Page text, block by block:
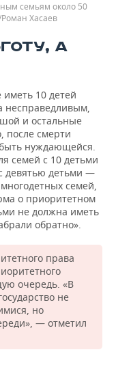
семьям около 50
Хасаев
А
иметь 10 детей
несправедливым,
и остальные
после смерти
нуждающейся.
семей с 10 детьми
девятью детьми —
семей,
о приоритетном
не должна иметь
обратно».
права
очередь. «В
не
но
— отметил